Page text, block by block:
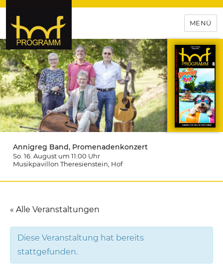
hof-programm – das
Veranstaltungsportal für
Hochfranken
MENÜ
Annigreg Band, Promenadenkonzert
So. 16. August um 11:00 Uhr
Musikpavillon Theresienstein , Hof
« Alle Veranstaltungen
Diese Veranstaltung hat bereits
stattgefunden.